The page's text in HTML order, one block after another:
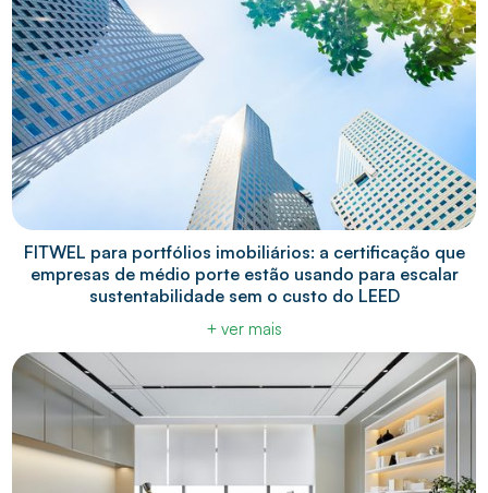
FITWEL para portfólios imobiliários: a certificação que
empresas de médio porte estão usando para escalar
sustentabilidade sem o custo do LEED
+ ver mais